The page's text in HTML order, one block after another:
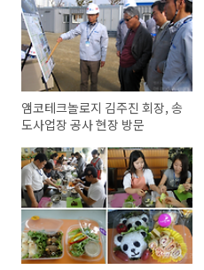
앰코테크놀로지 김주진 회장, 송
도사업장 공사 현장 방문